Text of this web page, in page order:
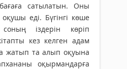
сатылатын. Оны
еді. Бүгінгі көше
соның іздерін көріп
кез келген адам
жатып та алып оқуына
оқырмандарға